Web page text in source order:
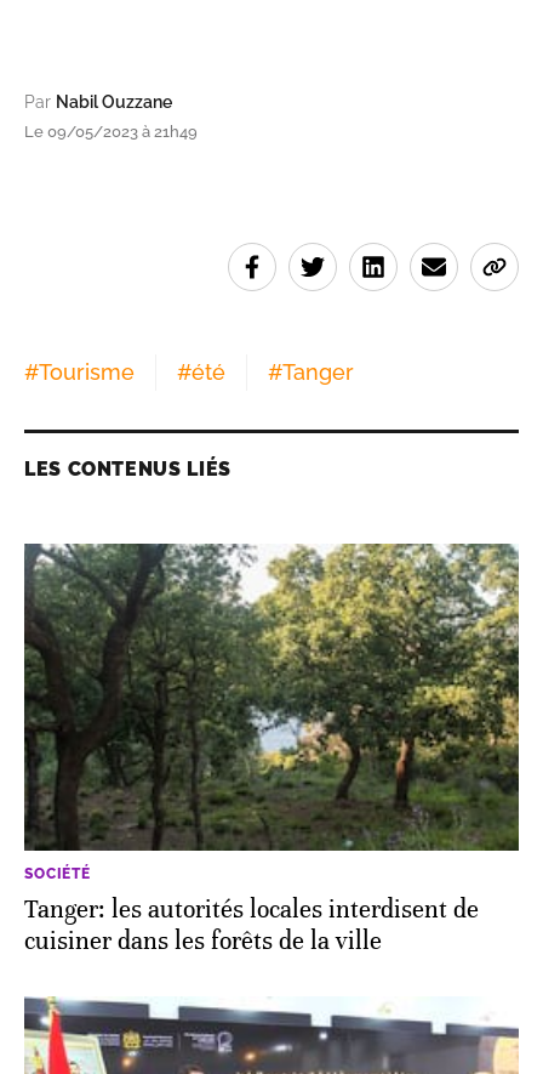
Par Nabil Ouzzane
Le 09/05/2023 à 21h49
#Tourisme #été #Tanger
LES CONTENUS LIÉS
SOCIÉTÉ
Tanger: les autorités locales interdisent de
cuisiner dans les forêts de la ville